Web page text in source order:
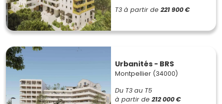
T3 à partir de 221 900 €
Urbanités - BRS
Montpellier (34000)
Du T3 au T5
à partir de 212 000 €